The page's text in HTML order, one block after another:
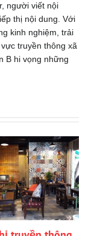
người viết nội
thị nội dung. Với
kinh nghiệm, trải
truyền thông xã
B hi vọng những